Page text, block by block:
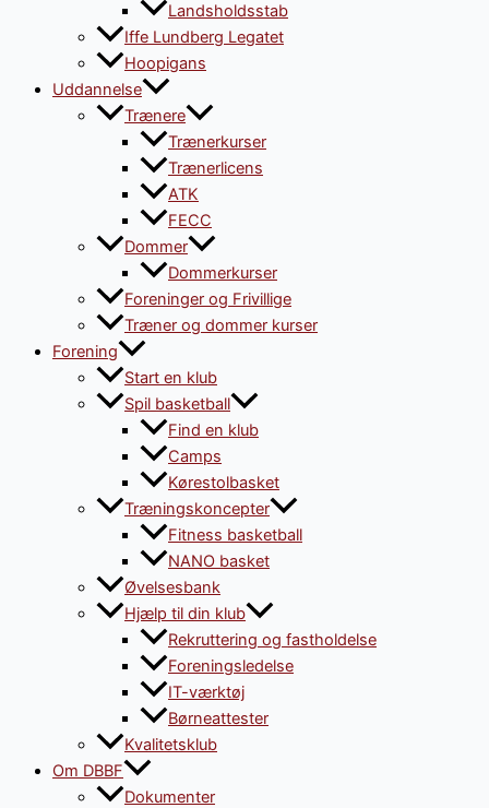
Landsholdsstab
Iffe Lundberg Legatet
Hoopigans
Uddannelse
Trænere
Trænerkurser
Trænerlicens
ATK
FECC
Dommer
Dommerkurser
Foreninger og Frivillige
Træner og dommer kurser
Forening
Start en klub
Spil basketball
Find en klub
Camps
Kørestolbasket
Træningskoncepter
Fitness basketball
NANO basket
Øvelsesbank
Hjælp til din klub
Rekruttering og fastholdelse
Foreningsledelse
IT-værktøj
Børneattester
Kvalitetsklub
Om DBBF
Dokumenter